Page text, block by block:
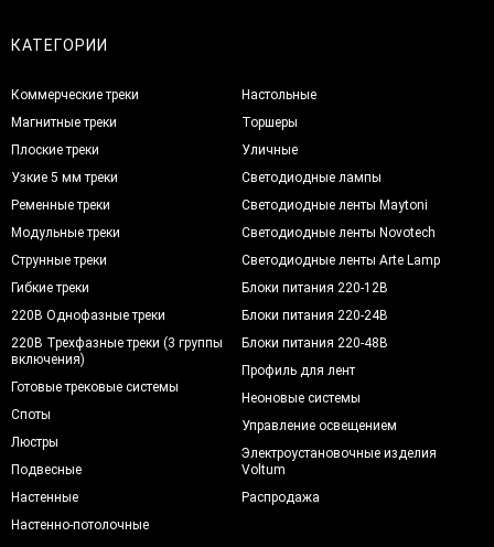
КАТЕГОРИИ
Коммерческие треки
Магнитные треки
Плоские треки
Узкие 5 мм треки
Ременные треки
Модульные треки
Струнные треки
Гибкие треки
220В Однофазные треки
220В Трехфазные треки (3 группы
включения)
Готовые трековые системы
Споты
Люстры
Подвесные
Настенные
Настенно-потолочные
Настольные
Торшеры
Уличные
Светодиодные лампы
Светодиодные ленты Maytoni
Светодиодные ленты Novotech
Светодиодные ленты Arte Lamp
Блоки питания 220-12В
Блоки питания 220-24В
Блоки питания 220-48В
Профиль для лент
Неоновые системы
Управление освещением
Электроустановочные изделия
Voltum
Распродажа